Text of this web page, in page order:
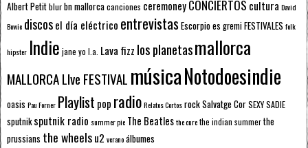
Albert Petitblurbn mallorcacanciones ceremoneyCONCIERTOS cultura David
Bowie discosel día eléctrico entrevistas Escorpioes gremiFESTIVALES folk
hipster Indie jane yo l.a. Lava fizz los planetasmallorca
MALLORCA LIve FESTIVAL músicaNotodoesindie
oasis Pau Forner Playlist pop radioRelatos CortosrockSalvatge CorSEXY SADIE
sputnik sputnik radio summer pie The Beatlesthe curethe indian summerthe
prussians the wheelsu2 veranoálbumes